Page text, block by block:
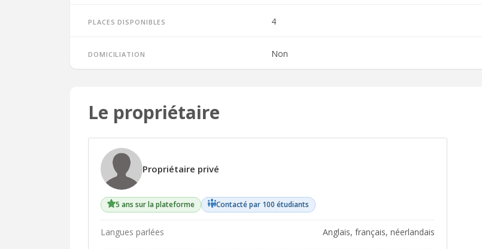
Places disponibles 4
Domiciliation Non
Le propriétaire
Propriétaire privé
5 ans sur la plateforme Contacté par 100 étudiants
Langues parlées anglais, français, néerlandais